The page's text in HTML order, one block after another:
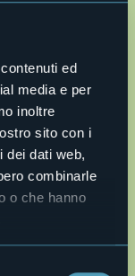
ed
media e per
inoltre
sito con i
dei dati web,
combinarle
o che hanno
28824 Oggebbio
1 - 28821
DI CANNERO
29,8°